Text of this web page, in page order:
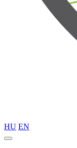
HU EN